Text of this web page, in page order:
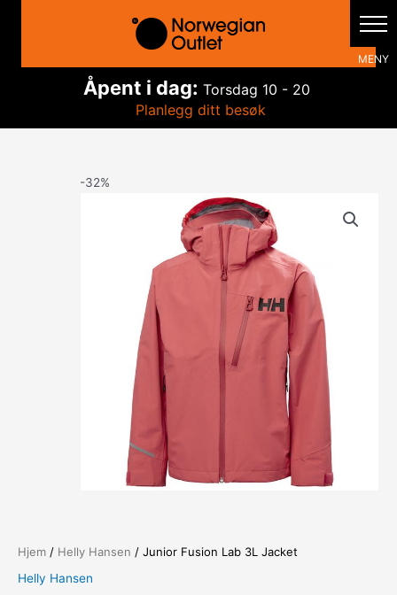
innholdet
Åpent i dag: Torsdag 10 - 20
Planlegg ditt besøk
-32%
Hjem / Helly Hansen / Junior Fusion Lab 3L Jacket
Helly Hansen